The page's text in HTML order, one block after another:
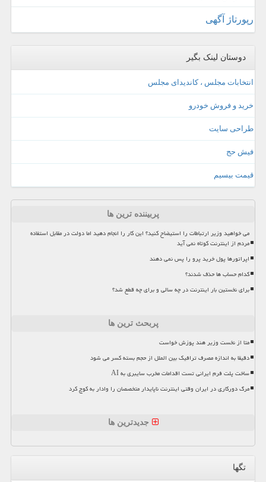
رپورتاژ آگهی
دوستان لینک بگیر
انتخابات مجلس ، کاندیدای مجلس
خرید و فروش خودرو
طراحی سایت
فیش حج
قیمت بیسیم
پربیننده ترین ها
می خواهید وزیر ارتباطات را استیضاح کنید؟ این کار را انجام دهید اما دولت در مقابل استفاده
مردم از اینترنت کوتاه نمی آید
اپراتورها پول خرید پرو را پس نمی دهند
کدام حساب ها حذف شدند؟
برای نخستین بار اینترنت در چه سالی و برای چه قطع شد؟
پربحث ترین ها
متا از نخست وزیر هند پوزش خواست
دقیقا به اندازه مصرف ترافیک بین الملل از حجم بسته کسر می شود
ساخت پلت فرم ایرانی تست اقدامات مخرب سایبری به AI
مرگ دورکاری در ایران وقتی اینترنت ناپایدار متخصصان را وادار به کوچ کرد
جدیدترین ها
تگها